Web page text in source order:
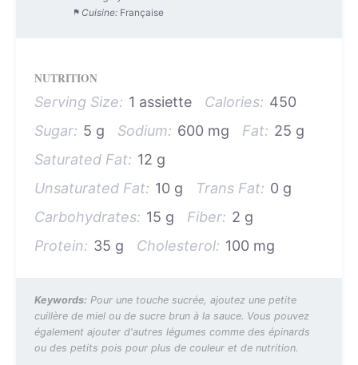
Cuisine: Française
NUTRITION
Serving Size: 1 assiette Calories: 450
Sugar: 5 g Sodium: 600 mg Fat: 25 g
Saturated Fat: 12 g
Unsaturated Fat: 10 g Trans Fat: 0 g
Carbohydrates: 15 g Fiber: 2 g
Protein: 35 g Cholesterol: 100 mg
Keywords: Pour une touche sucrée, ajoutez une petite
cuillère de miel ou de sucre brun à la sauce. Vous pouvez
également ajouter d'autres légumes comme des épinards
ou des petits pois pour plus de couleur et de nutrition.